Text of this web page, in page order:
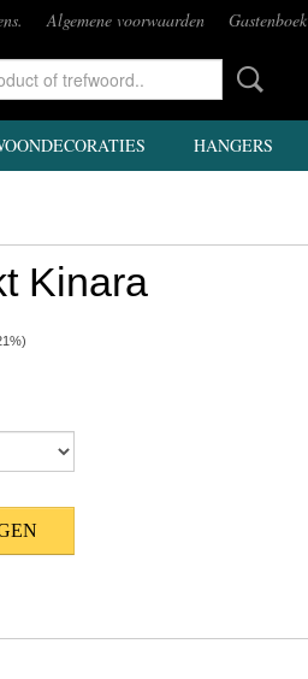
Algemene voorwaarden Gastenboek
HANGERS
Kinara